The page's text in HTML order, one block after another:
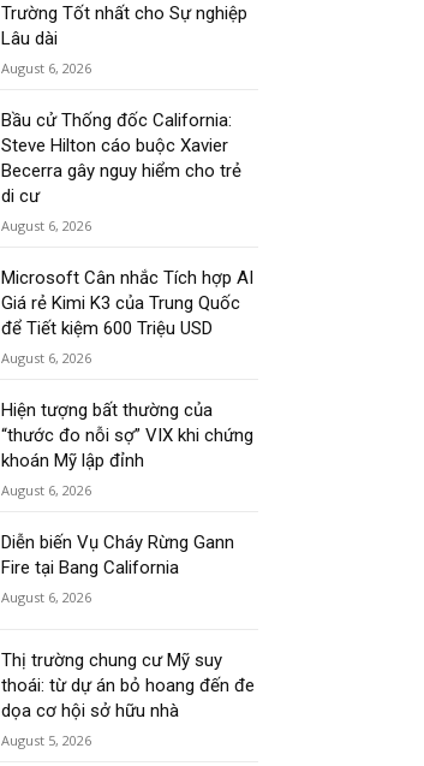
Trường Tốt nhất cho Sự nghiệp
Lâu dài
August 6, 2026
Bầu cử Thống đốc California:
Steve Hilton cáo buộc Xavier
Becerra gây nguy hiểm cho trẻ
di cư
August 6, 2026
Microsoft Cân nhắc Tích hợp AI
Giá rẻ Kimi K3 của Trung Quốc
để Tiết kiệm 600 Triệu USD
August 6, 2026
Hiện tượng bất thường của
“thước đo nỗi sợ” VIX khi chứng
khoán Mỹ lập đỉnh
August 6, 2026
Diễn biến Vụ Cháy Rừng Gann
Fire tại Bang California
August 6, 2026
Thị trường chung cư Mỹ suy
thoái: từ dự án bỏ hoang đến đe
dọa cơ hội sở hữu nhà
August 5, 2026